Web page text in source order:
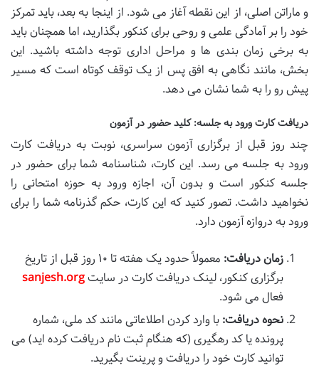
و ماراتن اصلی، از این نقطه آغاز می شود. از اینجا به بعد، باید تمرکز
خود را بر آمادگی علمی و روحی برای کنکور بگذارید، اما همچنان باید
به برخی زمان بندی ها و مراحل اداری توجه داشته باشید. این
بخش، مانند نگاهی به افق پس از یک توقف کوتاه است که مسیر
پیش رو را به شما نشان می دهد.
دریافت کارت ورود به جلسه: کلید حضور در آزمون
چند روز قبل از برگزاری آزمون سراسری، نوبت به دریافت کارت
ورود به جلسه می رسد. این کارت، شناسنامه شما برای حضور در
جلسه کنکور است و بدون آن، اجازه ورود به حوزه امتحانی را
نخواهید داشت. تصور کنید که این کارت، حکم گذرنامه شما را برای
ورود به دروازه آزمون دارد.
زمان دریافت:
معمولاً حدود یک هفته تا ۱۰ روز قبل از تاریخ
برگزاری کنکور، لینک دریافت کارت در سایتsanjesh.org
فعال می شود.
نحوه دریافت: با وارد کردن اطلاعاتی مانند کد ملی، شماره
پرونده یا کد رهگیری (که هنگام ثبت نام دریافت کرده اید) می
توانید کارت خود را دریافت و پرینت بگیرید.